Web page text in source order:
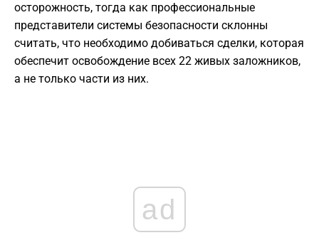
осторожность, тогда как профессиональные
представители системы безопасности склонны
считать, что необходимо добиваться сделки, которая
обеспечит освобождение всех 22 живых заложников,
а не только части из них.
ad